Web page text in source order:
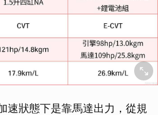
速狀態下是靠馬達出力，從規